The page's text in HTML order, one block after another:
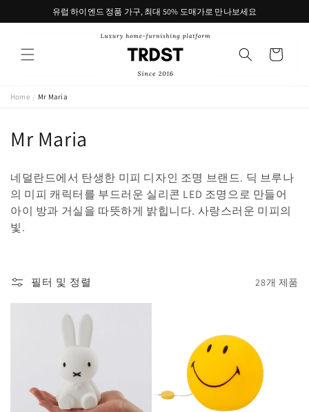
로 건너유럽 하이엔드 정품 가구, 최대 50% 도매가로 만나보세요
트
Home / Mr Maria
컬
션
:
Mr Maria
네덜란드에서 탄생한 미피 디자인 조명 브랜드. 딕 브루나
의 미피 캐릭터를 부드러운 실리콘 LED 조명으로 만들어
아이 방과 거실을 따뜻하게 밝힙니다. 사랑스러운 미피의
빛.
필터 및 정렬 28개 제품